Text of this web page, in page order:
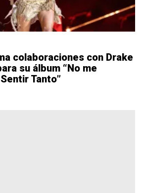
colaboraciones con Drake
su álbum “No me
Tanto”